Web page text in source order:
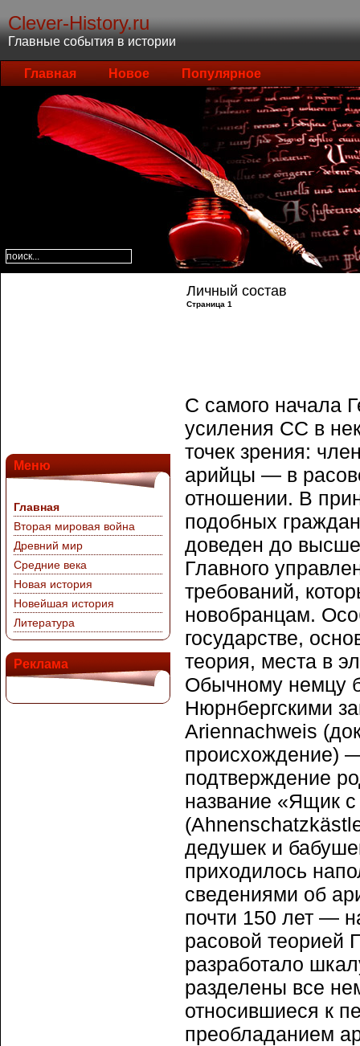
Clever-History.ru
Главные события в истории
Главная Новое Популярное
Меню
Главная
Вторая мировая война
Древний мир
Средние века
Новая история
Новейшая история
Литература
Реклама
Личный состав
Страница 1
С самого начала
усиления СС в
точек зрения:
арийцы — в
отношении. В
подобных
доведен до
Главного
требований,
новобранцам.
государстве,
теория, места в
Обычному немцу
Нюрнбергскими
Ariennachweis
происхождение)
подтверждение
название «Ящик
дедушек и
приходилось
сведениями об
почти 150 лет —
расовой теорией
разработало
разделены все
относившиеся к
преобладанием